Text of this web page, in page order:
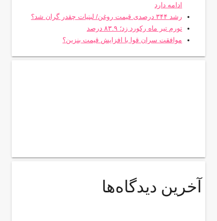
ادامه دارد
رشد ۳۴۴ درصدی قیمت روغن/ لبنیات چقدر گران شد؟
تورم تیر ماه رکورد زد؛ ۸۳.۹ درصد
موافقت سران قوا با افزایش قیمت بنزین؟
آخرین دیدگاه‌ها